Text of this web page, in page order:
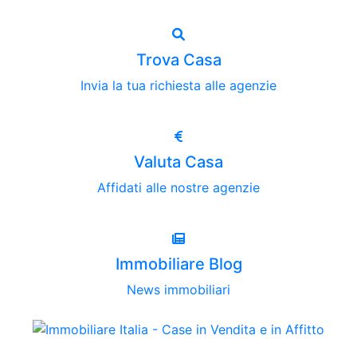
Trova Casa
Invia la tua richiesta alle agenzie
Valuta Casa
Affidati alle nostre agenzie
Immobiliare Blog
News immobiliari